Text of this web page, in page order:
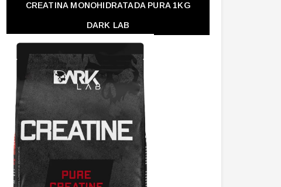
CREATINA MONOHIDRATADA PURA 1KG
DARK LAB